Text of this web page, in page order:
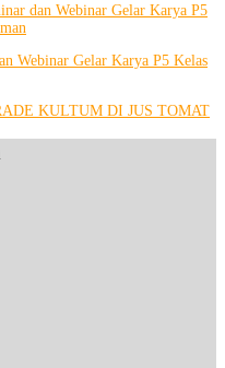
dan Webinar Gelar Karya P5
Webinar Gelar Karya P5 Kelas
KULTUM DI JUS TOMAT